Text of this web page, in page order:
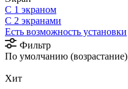
С 1 экраном
С 2 экранами
Есть возможность установки
Фильтр
По умолчанию (возрастание)
Хит